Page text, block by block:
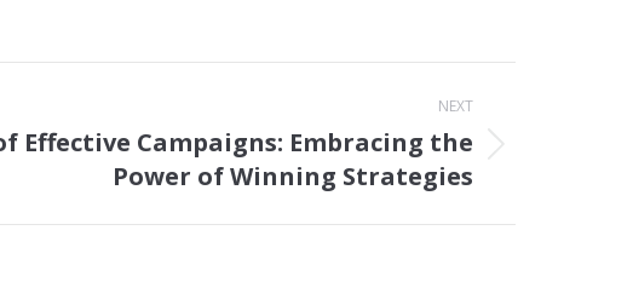
NEXT
Effective Campaigns: Embracing the
Power of Winning Strategies